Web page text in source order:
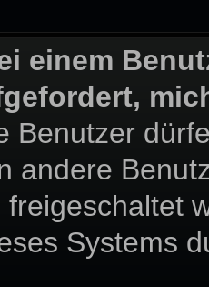
einem
Benutzer
andere
Systems